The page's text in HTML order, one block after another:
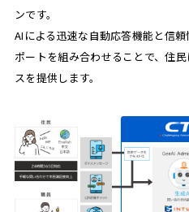
ンです。
AIによる迅速な自動応答機能と信
ポートを組み合わせることで、住
スを提供します。